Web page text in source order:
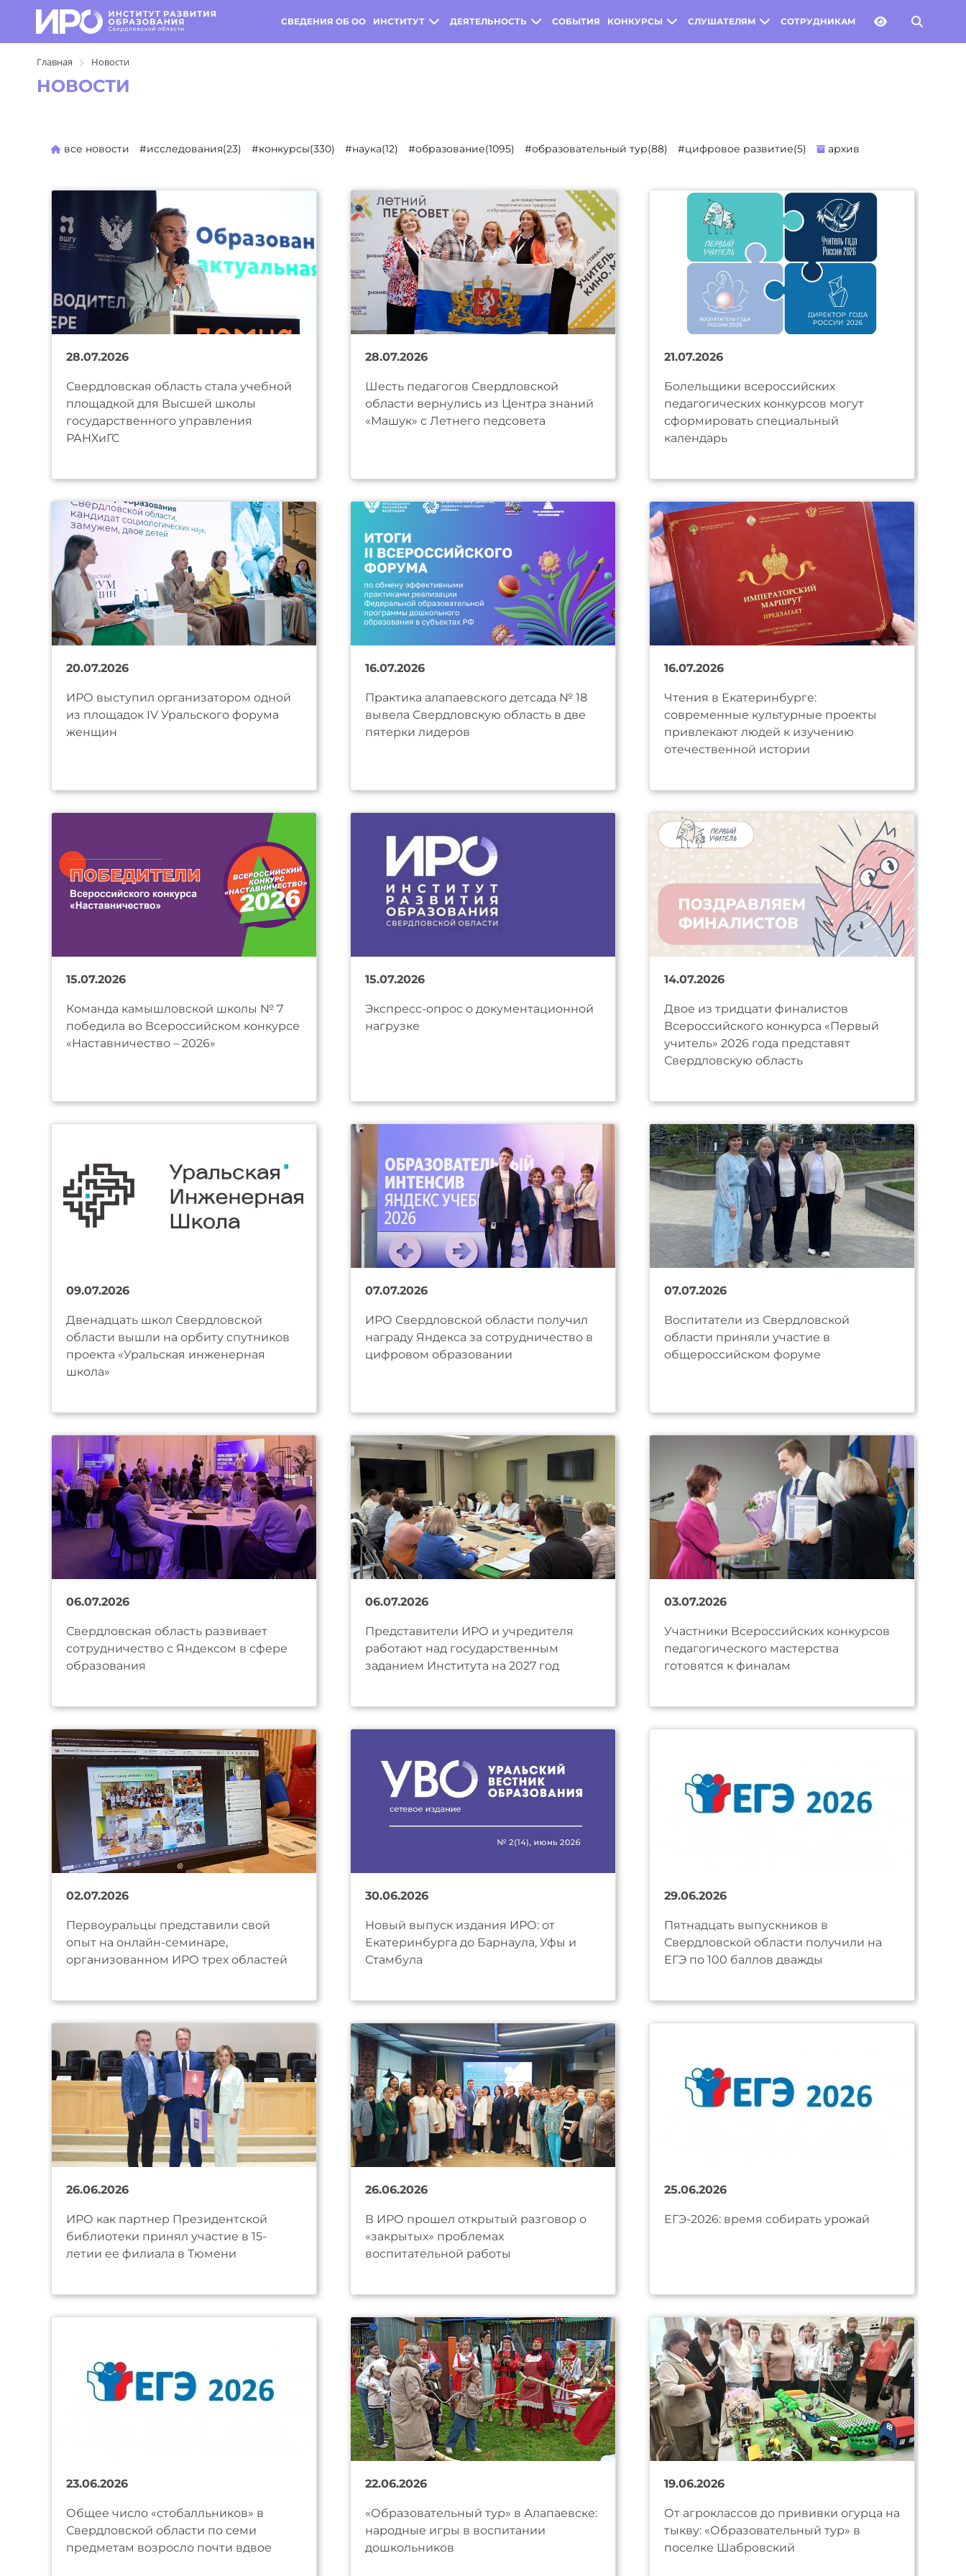
СВЕДЕНИЯ ОБ ОО ИНСТИТУТ ДЕЯТЕЛЬНОСТЬ СОБЫТИЯ КОНКУРСЫ СЛУШАТЕЛЯМ СОТРУДНИКАМ
Главная Новости
НОВОСТИ
все новости #исследования(23) #конкурсы(330) #наука(12) #образование(1095) #образовательный тур(88) #цифровое развитие(5) архив
28.07.2026
Свердловская область стала учебной
площадкой для Высшей школы
государственного управления
РАНХиГС
28.07.2026
Шесть педагогов Свердловской
области вернулись из Центра знаний
«Машук» с Летнего педсовета
21.07.2026
Болельщики всероссийских
педагогических конкурсов могут
сформировать специальный
календарь
20.07.2026
ИРО выступил организатором одной
из площадок IV Уральского форума
женщин
16.07.2026
Практика алапаевского детсада № 18
вывела Свердловскую область в две
пятерки лидеров
16.07.2026
Чтения в Екатеринбурге:
современные культурные проекты
привлекают людей к изучению
отечественной истории
15.07.2026
Команда камышловской школы № 7
победила во Всероссийском конкурсе
«Наставничество – 2026»
15.07.2026
Экспресс-опрос о документационной
нагрузке
14.07.2026
Двое из тридцати финалистов
Всероссийского конкурса «Первый
учитель» 2026 года представят
Свердловскую область
09.07.2026
Двенадцать школ Свердловской
области вышли на орбиту спутников
проекта «Уральская инженерная
школа»
07.07.2026
ИРО Свердловской области получил
награду Яндекса за сотрудничество в
цифровом образовании
07.07.2026
Воспитатели из Свердловской
области приняли участие в
общероссийском форуме
06.07.2026
Свердловская область развивает
сотрудничество с Яндексом в сфере
образования
06.07.2026
Представители ИРО и учредителя
работают над государственным
заданием Института на 2027 год
03.07.2026
Участники Всероссийских конкурсов
педагогического мастерства
готовятся к финалам
02.07.2026
Первоуральцы представили свой
опыт на онлайн-семинаре,
организованном ИРО трех областей
30.06.2026
Новый выпуск издания ИРО: от
Екатеринбурга до Барнаула, Уфы и
Стамбула
29.06.2026
Пятнадцать выпускников в
Свердловской области получили на
ЕГЭ по 100 баллов дважды
26.06.2026
ИРО как партнер Президентской
библиотеки принял участие в 15-
летии ее филиала в Тюмени
26.06.2026
В ИРО прошел открытый разговор о
«закрытых» проблемах
воспитательной работы
25.06.2026
ЕГЭ-2026: время собирать урожай
23.06.2026
Общее число «стобалльников» в
Свердловской области по семи
предметам возросло почти вдвое
22.06.2026
«Образовательный тур» в Алапаевске:
народные игры в воспитании
дошкольников
19.06.2026
От агроклассов до прививки огурца на
тыкву: «Образовательный тур» в
поселке Шабровский